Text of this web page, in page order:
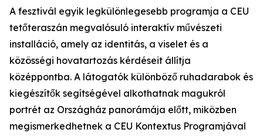
A fesztivál egyik legkülönlegesebb programja a CEU
tetőteraszán megvalósuló interaktív művészeti
installáció, amely az identitás, a viselet és a
közösségi hovatartozás kérdéseit állítja
középpontba. A látogatók különböző ruhadarabok és
kiegészítők segítségével alkothatnak magukról
portrét az Országház panorámája előtt, miközben
megismerkedhetnek a CEU Kontextus Programjával